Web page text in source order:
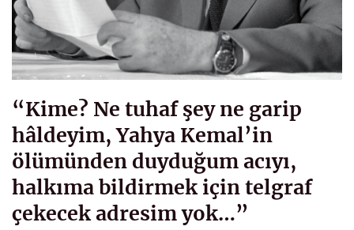
“Kime? Ne tuhaf şey ne garip
hâldeyim, Yahya Kemal’in
ölümünden duyduğum acıyı,
halkıma bildirmek için telgraf
çekecek adresim yok…”